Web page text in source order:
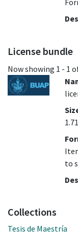
License bundle
Now showing 1 - 1
to
Collections
Tesis de Maestría